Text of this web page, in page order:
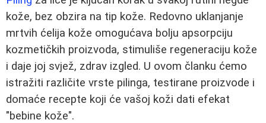
kože, bez obzira na tip kože. Redovno uklanjanje
mrtvih ćelija kože omogućava bolju apsorpciju
kozmetičkih proizvoda, stimuliše regeneraciju kože
i daje joj svjež, zdrav izgled. U ovom članku ćemo
istražiti različite vrste pilinga, testirane proizvode i
domaće recepte koji će vašoj koži dati efekat
"bebine kože".